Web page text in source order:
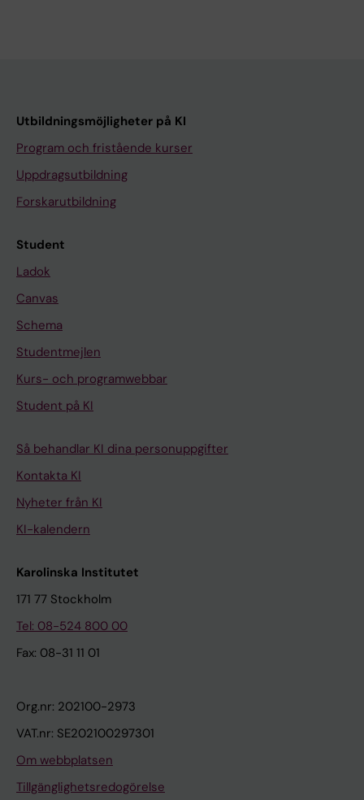
Utbildningsmöjligheter på KI
Program och fristående kurser
Uppdragsutbildning
Forskarutbildning
Student
Ladok
Canvas
Schema
Studentmejlen
Kurs- och programwebbar
Student på KI
Så behandlar KI dina personuppgifter
Kontakta KI
Nyheter från KI
KI-kalendern
Karolinska Institutet
171 77 Stockholm
Tel: 08-524 800 00
Fax: 08-31 11 01
Org.nr: 202100-2973
VAT.nr: SE202100297301
Om webbplatsen
Tillgänglighetsredogörelse